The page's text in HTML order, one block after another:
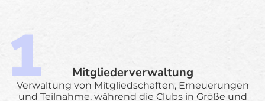
Mitgliederverwaltung
Verwaltung von Mitgliedschaften, Erneuerungen
und Teilnahme, während die Clubs in Größe und